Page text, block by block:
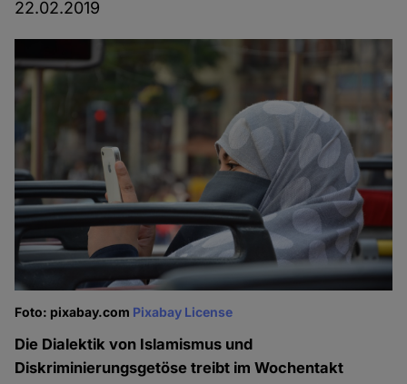
22.02.2019
Foto: pixabay.com Pixabay License
Die Dialektik von Islamismus und
Diskriminierungsgetöse treibt im Wochentakt